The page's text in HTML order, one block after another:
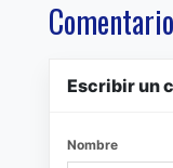
Escribir un
Nombre